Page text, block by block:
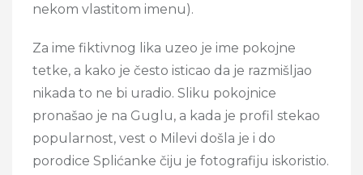
nekom vlastitom imenu).
Za ime fiktivnog lika uzeo je ime pokojne
tetke, a kako je često isticao da je razmišljao
nikada to ne bi uradio. Sliku pokojnice
pronašao je na Guglu, a kada je profil stekao
popularnost, vest o Milevi došla je i do
porodice Splićanke čiju je fotografiju iskoristio.